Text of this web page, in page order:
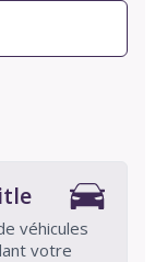
véhicules
votre